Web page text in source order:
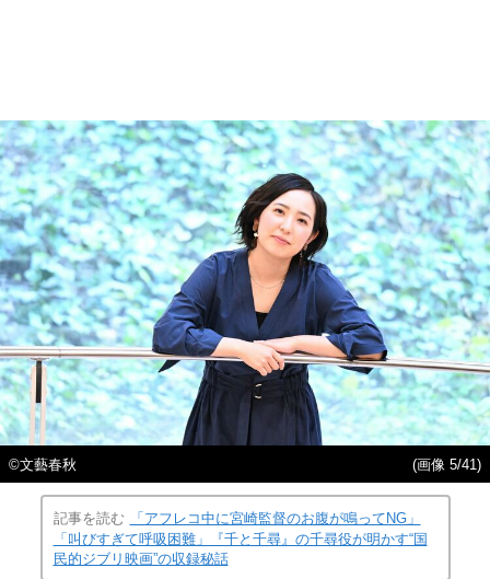
©文藝春秋 (画像 5/41)
記事を読む
「アフレコ中に宮崎監督のお腹が鳴ってNG」
「叫びすぎて呼吸困難」『千と千尋』の千尋役が明かす“国
民的ジブリ映画”の収録秘話